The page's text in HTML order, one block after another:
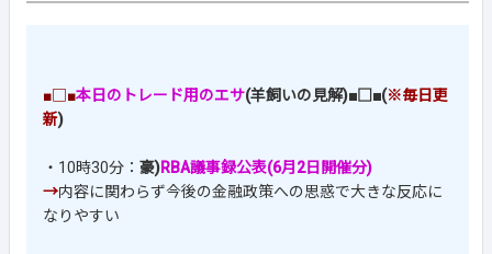
■□■本日のトレード用のエサ(羊飼いの見解)■□■(※毎日更
新)
・10時30分： 豪)RBA議事録公表(6月2日開催分)
→内容に関わらず今後の金融政策への思惑で大きな反応に
なりやすい